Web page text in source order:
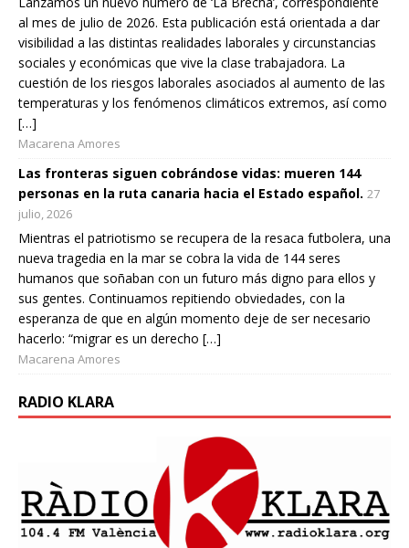
al mes de julio de 2026. Esta publicación está orientada a dar
visibilidad a las distintas realidades laborales y circunstancias
sociales y económicas que vive la clase trabajadora. La
cuestión de los riesgos laborales asociados al aumento de las
temperaturas y los fenómenos climáticos extremos, así como
[…]
Macarena Amores
Las fronteras siguen cobrándose vidas: mueren 144
personas en la ruta canaria hacia el Estado español. 27
julio, 2026
Mientras el patriotismo se recupera de la resaca futbolera, una
nueva tragedia en la mar se cobra la vida de 144 seres
humanos que soñaban con un futuro más digno para ellos y
sus gentes. Continuamos repitiendo obviedades, con la
esperanza de que en algún momento deje de ser necesario
hacerlo: “migrar es un derecho […]
Macarena Amores
RADIO KLARA